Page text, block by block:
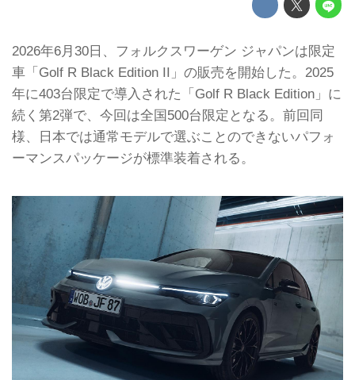
2026年6月30日、フォルクスワーゲン ジャパンは限定
車「Golf R Black Edition II」の販売を開始した。2025
年に403台限定で導入された「Golf R Black Edition」に
続く第2弾で、今回は全国500台限定となる。前回同
様、日本では通常モデルで選ぶことのできないパフォ
ーマンスパッケージが標準装着される。